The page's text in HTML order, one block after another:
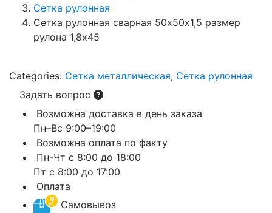
Сетка рулонная
Сетка рулонная сварная 50х50х1,5 размер
рулона 1,8х45
Categories: Сетка металлическая, Сетка рулонная
Задать вопрос
Возможна доставка в день заказа
Пн–Вс 9:00–19:00
Возможна оплата по факту
Пн-Чт с 8:00 до 18:00
Пт с 8:00 до 17:00
Оплата
Самовывоз